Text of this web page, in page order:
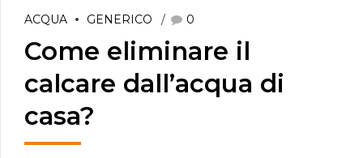
ACQUA GENERICO 0
Come eliminare il
calcare dall’acqua di
casa?